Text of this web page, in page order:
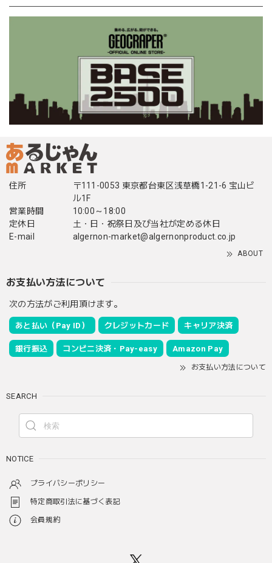
住所
〒111-0053 東京都台東区浅草橋1-21-6 宝山ビ
ル1F
営業時間
10:00～18:00
定休日
土・日・祝祭日及び当社が定める休日
E-mail
algernon-market@algernonproduct.co.jp
ABOUT
お支払い方法について
次の方法がご利用頂けます。
あと払い（Pay ID） クレジットカード キャリア決済
銀行振込 コンビニ決済・Pay-easy Amazon Pay
お支払い方法について
SEARCH
NOTICE
プライバシーポリシー
特定商取引法に基づく表記
会員規約